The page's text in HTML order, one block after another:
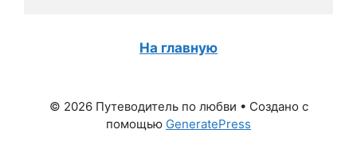
На главную
© 2026 Путеводитель по любви • Создано с
помощью GeneratePress